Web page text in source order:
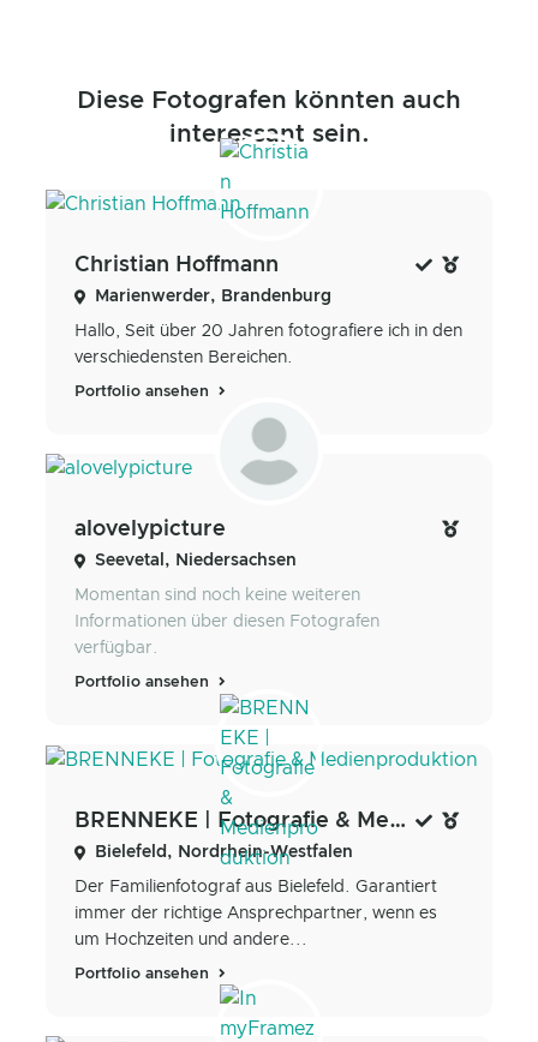
Diese Fotografen könnten auch
interessant sein.
Christian Hoffmann
Marienwerder, Brandenburg
Hallo, Seit über 20 Jahren fotografiere ich in den
verschiedensten Bereichen.
Portfolio ansehen
alovelypicture
Seevetal, Niedersachsen
Momentan sind noch keine weiteren
Informationen über diesen Fotografen
verfügbar.
Portfolio ansehen
BRENNEKE | Fotografie & Medienproduktion
Bielefeld, Nordrhein-Westfalen
Der Familienfotograf aus Bielefeld. Garantiert
immer der richtige Ansprechpartner, wenn es
um Hochzeiten und andere...
Portfolio ansehen